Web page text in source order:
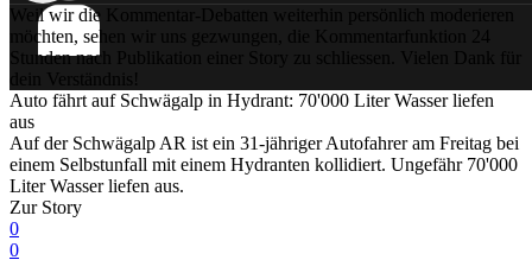
Weil wir die Kommentar-Debatten weiterhin persönlich moderieren
möchten, sehen wir uns gezwungen, die Kommentarfunktion 24
Stunden nach Publikation einer Story zu schliessen. Vielen Dank für
dein Verständnis!
Auto fährt auf Schwägalp in Hydrant: 70'000 Liter Wasser liefen
aus
Auf der Schwägalp AR ist ein 31-jähriger Autofahrer am Freitag bei
einem Selbstunfall mit einem Hydranten kollidiert. Ungefähr 70'000
Liter Wasser liefen aus.
Zur Story
0
0